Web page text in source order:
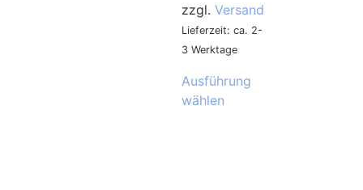
zzgl. Versand
Lieferzeit: ca. 2-
3 Werktage
Ausführung
wählen